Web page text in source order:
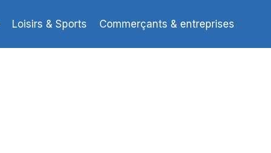
Loisirs & Sports Commerçants & entreprises